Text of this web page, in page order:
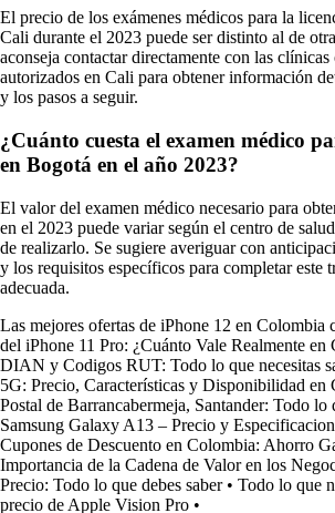
El precio de los exámenes médicos para la
Cali durante el 2023 puede ser distinto al de
aconseja contactar directamente con las clínicas
autorizados en Cali para obtener información
y los pasos a seguir.
¿Cuánto cuesta el examen médico
en Bogotá en el año 2023?
El valor del examen médico necesario para
en el 2023 puede variar según el centro de
de realizarlo. Se sugiere averiguar con
y los requisitos específicos para completar este
adecuada.
Las mejores ofertas de iPhone 12 en Colombia
del iPhone 11 Pro: ¿Cuánto Vale Realmente en
DIAN y Codigos RUT: Todo lo que necesitas
5G: Precio, Características y Disponibilidad en
Postal de Barrancabermeja, Santander: Todo lo
Samsung Galaxy A13 – Precio y
Cupones de Descuento en Colombia: Ahorro
Importancia de la Cadena de Valor en los
Precio: Todo lo que debes saber• Todo lo que
precio de Apple Vision Pro •